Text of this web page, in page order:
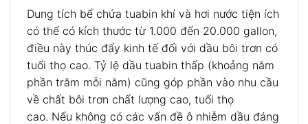
Dung tích bể chứa tuabin khí và hơi nước tiện ích
có thể có kích thước từ 1.000 đến 20.000 gallon,
điều này thúc đẩy kinh tế đối với dầu bôi trơn có
tuổi thọ cao. Tỷ lệ dầu tuabin thấp (khoảng năm
phần trăm mỗi năm) cũng góp phần vào nhu cầu
về chất bôi trơn chất lượng cao, tuổi thọ
cao. Nếu không có các vấn đề ô nhiễm dầu đáng